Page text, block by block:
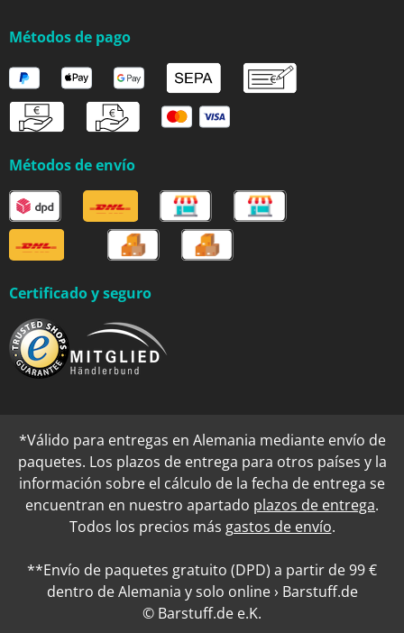
Métodos de pago
Métodos de envío
Certificado y seguro
*Válido para entregas en Alemania mediante envío de
paquetes. Los plazos de entrega para otros países y la
información sobre el cálculo de la fecha de entrega se
encuentran en nuestro apartado plazos de entrega.
Todos los precios más gastos de envío.
**Envío de paquetes gratuito (DPD) a partir de 99 €
dentro de Alemania y solo online › Barstuff.de
© Barstuff.de e.K.